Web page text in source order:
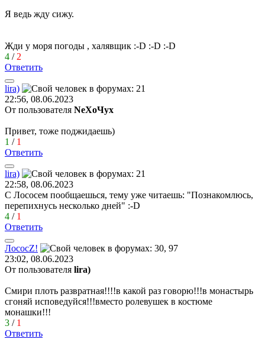
Я ведь жду сижу.
Жди у моря погоды , халявщик :-D :-D :-D
4 / 2
Ответить
lira)
22:56, 08.06.2023
От пользователя NeХoЧyx
Привет, тоже поджидаешь)
1 / 1
Ответить
lira)
22:58, 08.06.2023
С Лососем пообщаешься, тему уже читаешь: "Познакомлюсь,
перепихнусь несколько дней" :-D
4 / 1
Ответить
ЛососZ!
23:02, 08.06.2023
От пользователя lira)
Смири плоть развратная!!!!в какой раз говорю!!!в монастырь
сгоняй исповедуйся!!!вместо ролевушек в костюме
монашки!!!
3 / 1
Ответить